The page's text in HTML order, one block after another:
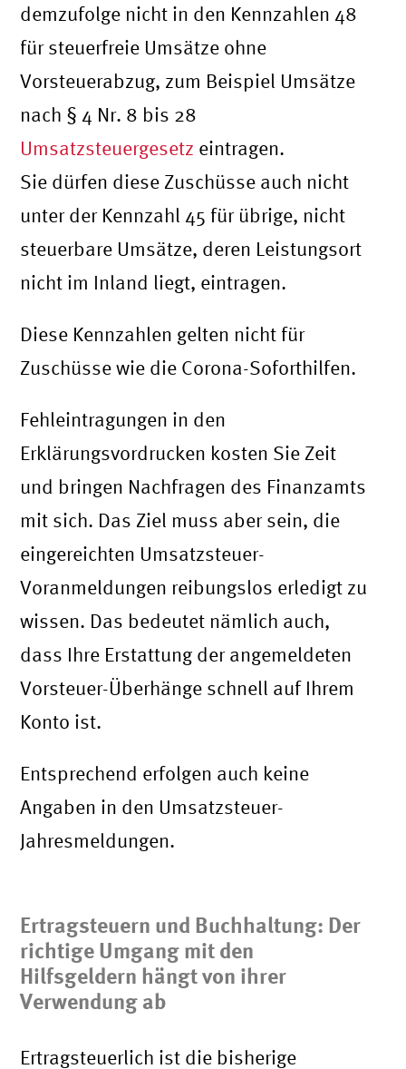
demzufolge nicht in den Kennzahlen 48
für steuerfreie Umsätze ohne
Vorsteuerabzug, zum Beispiel Umsätze
nach § 4 Nr. 8 bis 28
Umsatzsteuergesetz eintragen.
Sie dürfen diese Zuschüsse auch nicht
unter der Kennzahl 45 für übrige, nicht
steuerbare Umsätze, deren Leistungsort
nicht im Inland liegt, eintragen.
Diese Kennzahlen gelten nicht für
Zuschüsse wie die Corona-Soforthilfen.
Fehleintragungen in den
Erklärungsvordrucken kosten Sie Zeit
und bringen Nachfragen des Finanzamts
mit sich. Das Ziel muss aber sein, die
eingereichten Umsatzsteuer-
Voranmeldungen reibungslos erledigt zu
wissen. Das bedeutet nämlich auch,
dass Ihre Erstattung der angemeldeten
Vorsteuer-Überhänge schnell auf Ihrem
Konto ist.
Entsprechend erfolgen auch keine
Angaben in den Umsatzsteuer-
Jahresmeldungen.
Ertragsteuern und Buchhaltung: Der
richtige Umgang mit den
Hilfsgeldern hängt von ihrer
Verwendung ab
Ertragsteuerlich ist die bisherige